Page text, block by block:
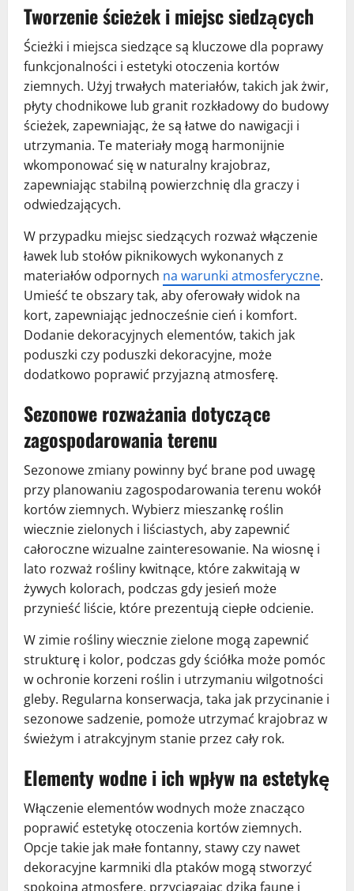
Tworzenie ścieżek i miejsc siedzących
Ścieżki i miejsca siedzące są kluczowe dla poprawy
funkcjonalności i estetyki otoczenia kortów
ziemnych. Użyj trwałych materiałów, takich jak żwir,
płyty chodnikowe lub granit rozkładowy do budowy
ścieżek, zapewniając, że są łatwe do nawigacji i
utrzymania. Te materiały mogą harmonijnie
wkomponować się w naturalny krajobraz,
zapewniając stabilną powierzchnię dla graczy i
odwiedzających.
W przypadku miejsc siedzących rozważ włączenie
ławek lub stołów piknikowych wykonanych z
materiałów odpornych na warunki atmosferyczne.
Umieść te obszary tak, aby oferowały widok na
kort, zapewniając jednocześnie cień i komfort.
Dodanie dekoracyjnych elementów, takich jak
poduszki czy poduszki dekoracyjne, może
dodatkowo poprawić przyjazną atmosferę.
Sezonowe rozważania dotyczące
zagospodarowania terenu
Sezonowe zmiany powinny być brane pod uwagę
przy planowaniu zagospodarowania terenu wokół
kortów ziemnych. Wybierz mieszankę roślin
wiecznie zielonych i liściastych, aby zapewnić
całoroczne wizualne zainteresowanie. Na wiosnę i
lato rozważ rośliny kwitnące, które zakwitają w
żywych kolorach, podczas gdy jesień może
przynieść liście, które prezentują ciepłe odcienie.
W zimie rośliny wiecznie zielone mogą zapewnić
strukturę i kolor, podczas gdy ściółka może pomóc
w ochronie korzeni roślin i utrzymaniu wilgotności
gleby. Regularna konserwacja, taka jak przycinanie i
sezonowe sadzenie, pomoże utrzymać krajobraz w
świeżym i atrakcyjnym stanie przez cały rok.
Elementy wodne i ich wpływ na estetykę
Włączenie elementów wodnych może znacząco
poprawić estetykę otoczenia kortów ziemnych.
Opcje takie jak małe fontanny, stawy czy nawet
dekoracyjne karmniki dla ptaków mogą stworzyć
spokojną atmosferę, przyciągając dziką faunę i